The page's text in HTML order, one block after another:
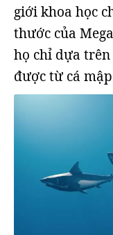
giới khoa học
thước của
họ chỉ dựa
được từ cá